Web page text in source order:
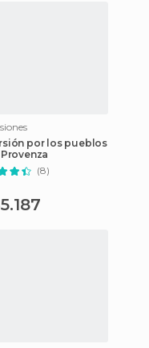
por los pueblos
(8)